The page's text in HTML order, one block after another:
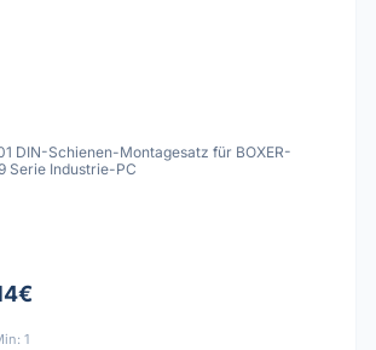
DIN-Schienen-Montagesatz für BOXER-
Serie Industrie-PC
1